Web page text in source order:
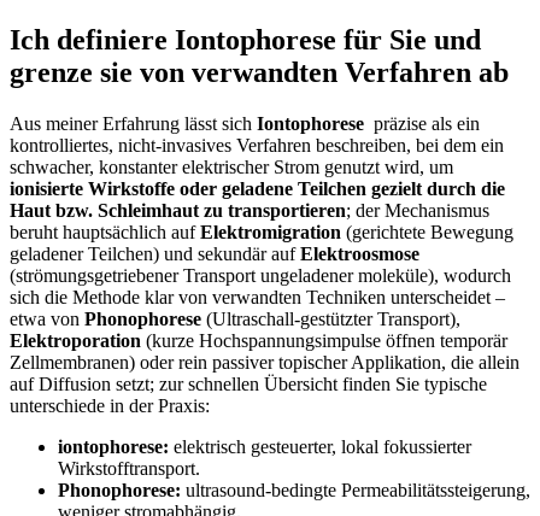
Ich definiere Iontophorese für Sie und
grenze ⁣sie von​ verwandten Verfahren ab
Aus meiner Erfahrung lässt sich Iontophorese ⁤ präzise als ⁤ein
kontrolliertes, nicht-invasives Verfahren beschreiben, bei dem ein
schwacher, konstanter​ elektrischer Strom genutzt wird, um
ionisierte​ Wirkstoffe oder geladene Teilchen gezielt⁣ durch ‌die
Haut bzw. Schleimhaut zu transportieren; ‌der Mechanismus
beruht hauptsächlich aufElektromigration (gerichtete Bewegung
geladener Teilchen)⁢ und sekundär ​aufElektroosmose
(strömungsgetriebener ⁣Transport ungeladener moleküle), wodurch
sich die Methode klar von verwandten Techniken unterscheidet –
etwa von Phonophorese (Ultraschall-gestützter Transport),
Elektroporation (kurze ⁣Hochspannungsimpulse öffnen temporär
Zellmembranen) oder rein⁣ passiver topischer Applikation,‍ die allein⁤
auf Diffusion setzt; zur schnellen Übersicht finden Sie ⁢typische
unterschiede in‌ der Praxis:
iontophorese: elektrisch gesteuerter, lokal fokussierter ​
Wirkstofftransport.
Phonophorese: ultrasound-bedingte Permeabilitätssteigerung,
weniger stromabhängig.